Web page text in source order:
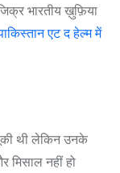
भारतीय ख़ुफ़िया
एट द हेल्म में
थी लेकिन उनके
मिसाल नहीं हो